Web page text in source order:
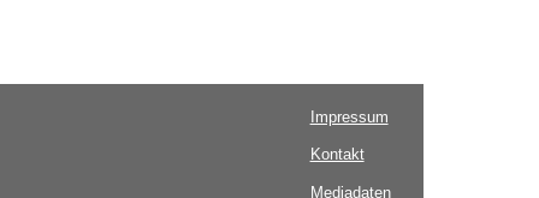
Impressum
Kontakt
Mediadaten